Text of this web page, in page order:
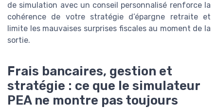
de simulation avec un conseil personnalisé renforce la
cohérence de votre stratégie d’épargne retraite et
limite les mauvaises surprises fiscales au moment de la
sortie.
Frais bancaires, gestion et
stratégie : ce que le simulateur
PEA ne montre pas toujours